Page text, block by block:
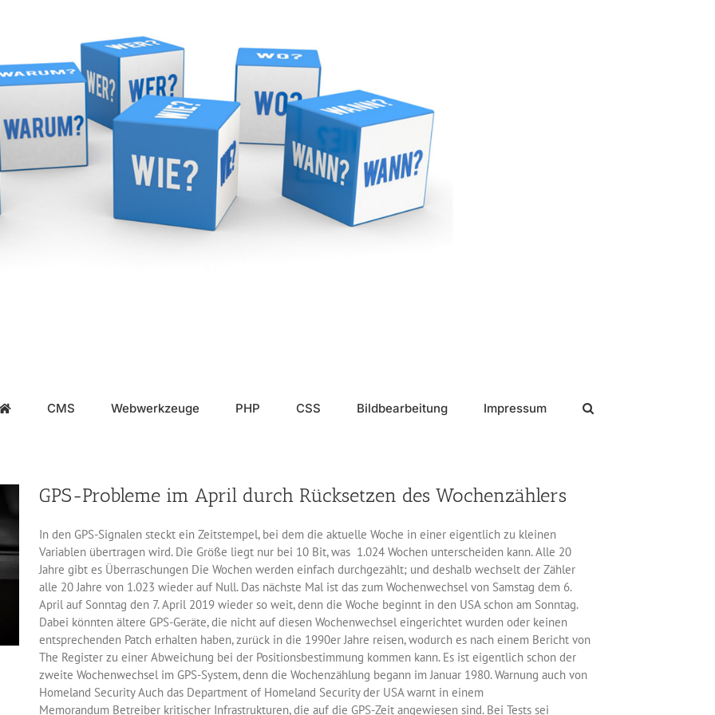
CMS Webwerkzeuge PHP CSS Bildbearbeitung Impressum
GPS-Probleme im April durch Rücksetzen des Wochenzählers
In den GPS-Signalen steckt ein Zeitstempel, bei dem die aktuelle Woche in einer eigentlich zu kleinen
Variablen übertragen wird. Die Größe liegt nur bei 10 Bit, was 1.024 Wochen unterscheiden kann. Alle 20
Jahre gibt es Überraschungen Die Wochen werden einfach durchgezählt; und deshalb wechselt der Zähler
alle 20 Jahre von 1.023 wieder auf Null. Das nächste Mal ist das zum Wochenwechsel von Samstag dem 6.
April auf Sonntag den 7. April 2019 wieder so weit, denn die Woche beginnt in den USA schon am Sonntag.
Dabei könnten ältere GPS-Geräte, die nicht auf diesen Wochenwechsel eingerichtet wurden oder keinen
entsprechenden Patch erhalten haben, zurück in die 1990er Jahre reisen, wodurch es nach einem Bericht von
The Register zu einer Abweichung bei der Positionsbestimmung kommen kann. Es ist eigentlich schon der
zweite Wochenwechsel im GPS-System, denn die Wochenzählung begann im Januar 1980. Warnung auch von
Homeland Security Auch das Department of Homeland Security der USA warnt in einem
Memorandum Betreiber kritischer Infrastrukturen, die auf die GPS-Zeit angewiesen sind. Bei Tests sei